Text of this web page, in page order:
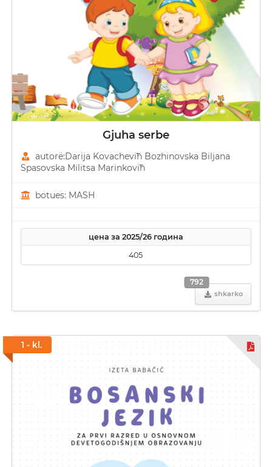
Gjuha serbe
autorë:Darija Kovacheviћ Bozhinovska Biljana
Spasovska Militsa Marinkoviћ
botues: MASH
цена за 2025/26 година
405
shkarko
792
1 - kl.